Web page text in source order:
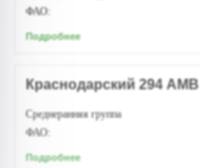
Подробнее
ФАО:
Краснодарский 294 АМВ
Подробнее
Среднеранняя группа
ФАО: